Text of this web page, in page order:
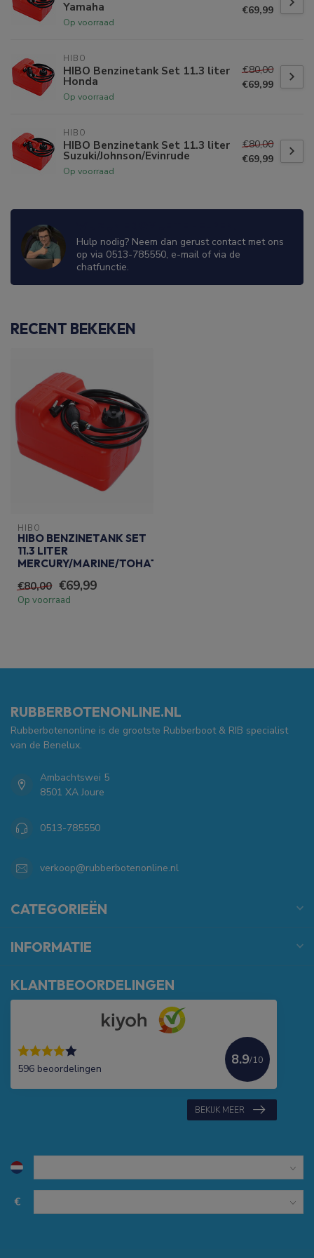
Yamaha
Op voorraad
€69,99
HIBO
HIBO Benzinetank Set 11.3 liter
Honda
Op voorraad
€80,00
€69,99
HIBO
HIBO Benzinetank Set 11.3 liter
Suzuki/Johnson/Evinrude
Op voorraad
€80,00
€69,99
Hulp nodig? Neem dan gerust contact met ons
op via 0513-785550, e-mail of via de
chatfunctie.
RECENT BEKEKEN
HIBO
HIBO BENZINETANK SET
11.3 LITER
MERCURY/MARINE/TOHATSU
€80,00 €69,99
Op voorraad
RUBBERBOTENONLINE.NL
Rubberbotenonline is de grootste Rubberboot & RIB specialist
van de Benelux.
Ambachtswei 5
8501 XA Joure
0513-785550
verkoop@rubberbotenonline.nl
CATEGORIEËN
INFORMATIE
KLANTBEOORDELINGEN
596 beoordelingen
8.9/10
BEKIJK MEER
€